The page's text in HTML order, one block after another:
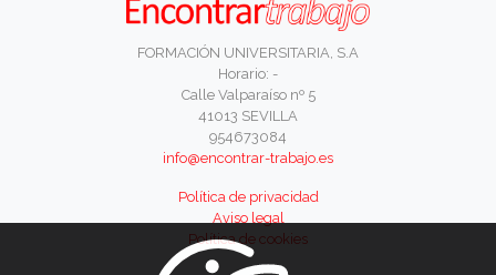
FORMACIÓN UNIVERSITARIA, S.A
Horario: -
Calle Valparaíso nº 5
41013 SEVILLA
954673084
info@encontrar-trabajo.es
Política de privacidad
Aviso legal
Política de cookies